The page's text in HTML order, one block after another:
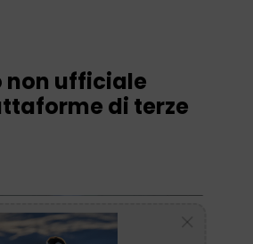
non ufficiale
di terze